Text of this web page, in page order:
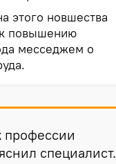
этого новшества
к повышению
месседжем о
специалист.